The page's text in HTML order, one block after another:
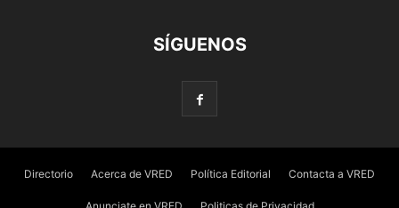
SÍGUENOS
Directorio Acerca de VRED Política Editorial Contacta a VRED